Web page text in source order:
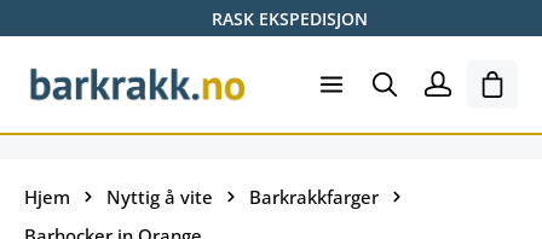
RASK EKSPEDISJON
Hjem Nyttig å vite
Barkrakkfarger